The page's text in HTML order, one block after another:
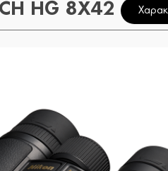
HG 8X42